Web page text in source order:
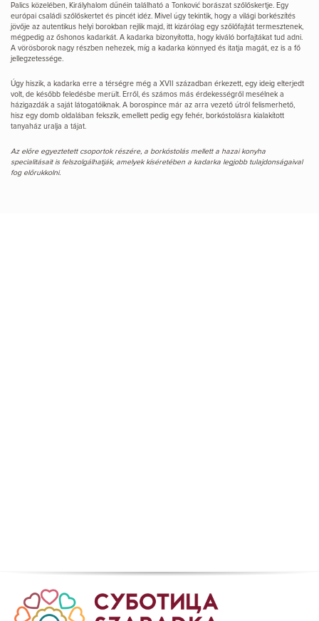
Palics közelében, Királyhalom dűnéin található a Tonković borászat szőlőskertje. Egy
európai családi szőlőskertet és pincét idéz. Mivel úgy tekintik, hogy a világi borkészítés
jövője az autentikus helyi borokban rejlik majd, itt kizárólag egy szőlőfajtát termesztenek,
mégpedig az őshonos kadarkát. A kadarka bizonyította, hogy kiváló borfajtákat tud adni.
A vörösborok nagy részben nehezek, míg a kadarka könnyed és itatja magát, ez is a fő
jellegzetessége.
Úgy hiszik, a kadarka erre a térségre még a XVII században érkezett, egy ideig elterjedt
volt, de később feledésbe merült. Erről, és számos más érdekességről mesélnek a
házigazdák a saját látogatóiknak. A borospince már az arra vezető útról felismerhető,
hisz egy domb oldalában fekszik, emellett pedig egy fehér, borkóstolásra kialakított
tanyaház uralja a tájat.
Az előre egyeztetett csoportok részére, a borkóstolás mellett a hazai konyha
specialitásait is felszolgálhatják, amelyek kíséretében a kadarka legjobb tulajdonságaival
fog előrukkolni.